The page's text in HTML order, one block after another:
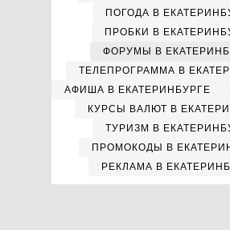
ПОГОДА В
ПРОБКИ В
ФОРУМЫ В
ТЕЛЕПРОГРАММА В
АФИША В ЕКАТЕРИНБУРГЕ
КУРСЫ ВАЛЮТ В
ТУРИЗМ В
ПРОМОКОДЫ В
РЕКЛАМА В